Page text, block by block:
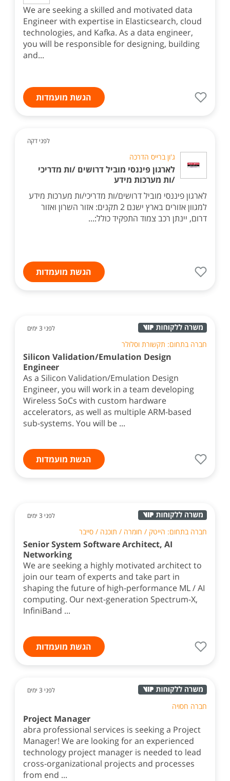
We are seeking a skilled and motivated data
Engineer with expertise in Elasticsearch, cloud
technologies, and Kafka. As a data engineer,
you will be responsible for designing, building
and...
הגשת מועמדות
לפני דקה
ג'ון ברייס הדרכה
לארגון פיננסי מוביל דרושים /ות מדריכי
/ות מערכות מידע
לארגון פיננסי מוביל דרושים/ות מדריכי/ות מערכות מידע
למגוון אזורים בארץ ישנם 2 תקנים: אזור השרון ואזור
דרום, יינתן רכב צמוד התפקיד כולל:...
הגשת מועמדות
לפני 3 ימים
חברה בתחום: תקשורת וסלולר
Silicon Validation/Emulation Design
Engineer
As a Silicon Validation/Emulation Design
Engineer, you will work in a team developing
Wireless SoCs with custom hardware
accelerators, as well as multiple ARM-based
sub-systems. You will be ...
הגשת מועמדות
לפני 3 ימים
חברה בתחום: הייטק / חומרה / תוכנה / סייבר
Senior System Software Architect, AI
Networking
We are seeking a highly motivated architect to
join our team of experts and take part in
shaping the future of high-performance ML / AI
computing. Our next-generation Spectrum-X,
InfiniBand ...
הגשת מועמדות
לפני 3 ימים
חברה חסויה
Project Manager
abra professional services is seeking a Project
Manager! We are looking for an experienced
technology project manager is needed to lead
cross-organizational projects and processes
from end ...